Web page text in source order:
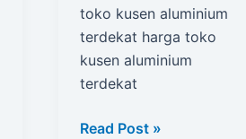
toko kusen aluminium
terdekat harga toko
kusen aluminium
terdekat
toko
Read Post »